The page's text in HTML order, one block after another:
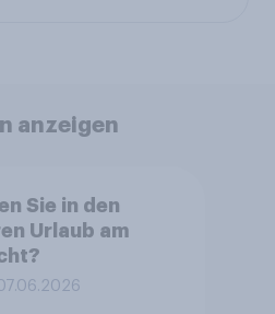
anzeigen
Sie in den
Urlaub am